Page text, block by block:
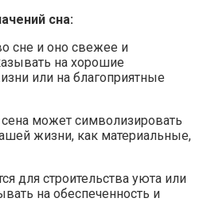
сна:
сне и оно свежее и
на хорошие
или на благоприятные
может символизировать
жизни, как материальные,
для строительства уюта или
на обеспеченность и